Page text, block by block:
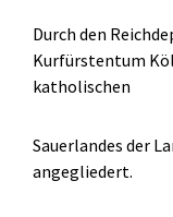
Durch den
Kurfürstentum
katholischen
Sauerlandes der
angegliedert.